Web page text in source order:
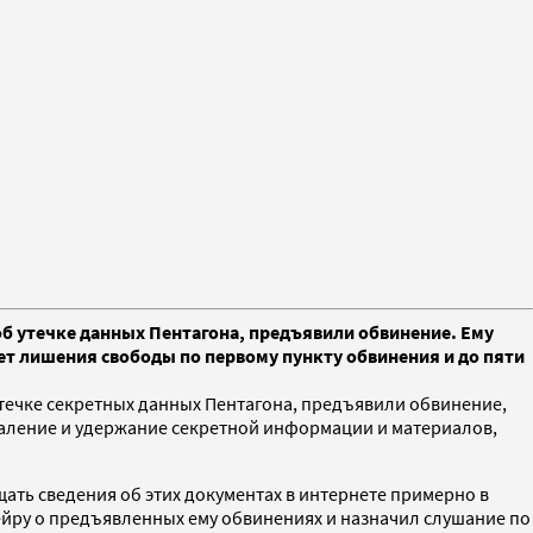
данных Пентагона, предъявили обвинение. Ему
лишения свободы по первому пункту обвинения и до пяти
секретных данных Пентагона, предъявили обвинение,
и удержание секретной информации и материалов,
сведения об этих документах в интернете примерно в
о предъявленных ему обвинениях и назначил слушание по